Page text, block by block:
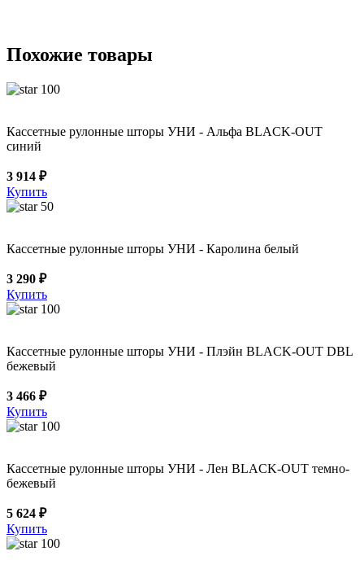
Похожие товары
100
Кассетные рулонные шторы УНИ - Альфа BLACK-OUT
синий
3 914 ₽
Купить
50
Кассетные рулонные шторы УНИ - Каролина белый
3 290 ₽
Купить
100
Кассетные рулонные шторы УНИ - Плэйн BLACK-OUT DBL
бежевый
3 466 ₽
Купить
100
Кассетные рулонные шторы УНИ - Лен BLACK-OUT темно-
бежевый
5 624 ₽
Купить
100